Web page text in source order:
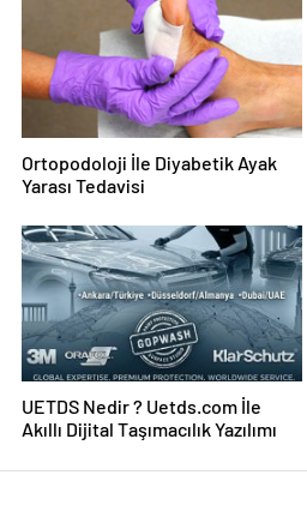
Ortopodoloji İle Diyabetik Ayak
Yarası Tedavisi
UETDS Nedir ? Uetds.com İle
Akıllı Dijital Taşımacılık Yazılımı